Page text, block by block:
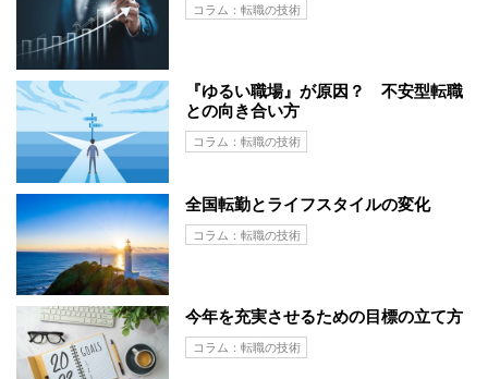
コラム：転職の技術
『ゆるい職場』が原因？ 不安型転職
との向き合い方
コラム：転職の技術
全国転勤とライフスタイルの変化
コラム：転職の技術
今年を充実させるための目標の立て方
コラム：転職の技術